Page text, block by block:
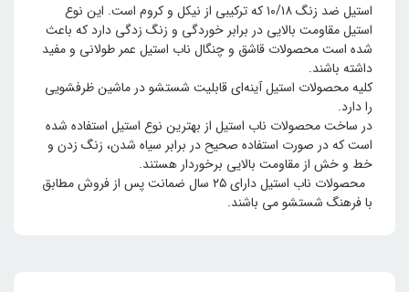
استیل ضد زنگ ۱۰/۱۸ که ترکیبی از نیکل و کروم است. این نوع
استیل مقاومت بالایی در برابر خوردگی و زنگ زدگی دارد که باعث
شده است محصولات قاشق و چنگال ناب استیل عمر طولانی و مفید
داشته باشند.
کلیه محصولات استیل آینه‌ای قابلیت شستشو در ماشین ظرفشویی
را دارد.
در ساخت محصولات ناب استیل از بهترین نوع استیل استفاده شده
است که در صورت استفاده صحیح در برابر سیاه شدن، زنگ زدن و
خط و خش از مقاومت بالایی برخوردار هستند.
محصولات ناب استیل دارای ۲۵ سال ضمانت پس از فروش مطابق
با فرهنگ شستشو می باشند.